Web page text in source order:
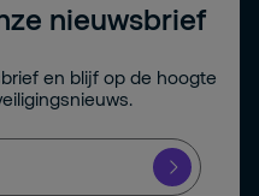
nieuwsbrief
en blijf op de hoogte